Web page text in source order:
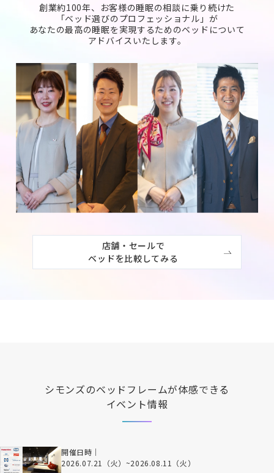
創業約100年、お客様の睡眠の相談に乗り続けた
「ベッド選びのプロフェッショナル」が
あなたの最高の睡眠を実現するためのベッドについて
アドバイスいたします。
店舗・セールで
ベッドを比較してみる
シモンズのベッドフレームが体感できる
イベント情報
開催日時｜
2026.07.21（火） ~2026.08.11（火）